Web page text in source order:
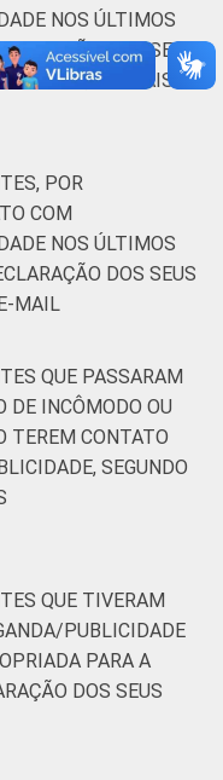
NOS ÚLTIMOS
DOS SEUS
JORNAIS
POR
COM
NOS ÚLTIMOS
DOS SEUS
MAIL
QUE PASSARAM
DE INCÔMODO OU
TEREM CONTATO
SEGUNDO
QUE TIVERAM
PUBLICIDADE
PARA A
DOS SEUS